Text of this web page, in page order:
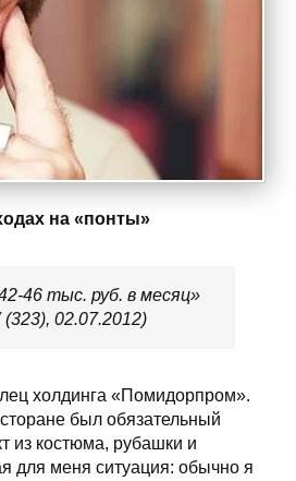
на «понты»
46 тыс. руб. в месяц»
02.07.2012)
холдинга «Помидорпром».
был обязательный
из костюма, рубашки и
для меня ситуация: обычно я